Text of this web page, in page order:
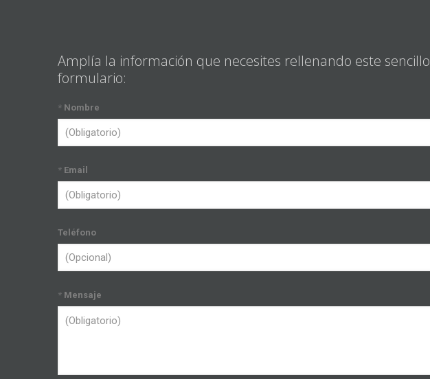
Amplía la información que necesites rellenando este sencillo
formulario:
* Nombre
* Email
Teléfono
* Mensaje